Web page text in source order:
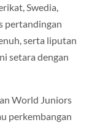
Swedia,
pertandingan
serta liputan
setara dengan
World Juniors
perkembangan